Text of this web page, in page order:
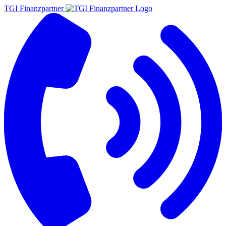
TGI Finanzpartner